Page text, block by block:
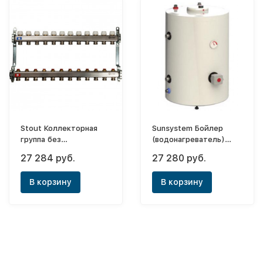
Stout Коллекторная
группа без
- 12 выходов
27 284 руб.
В корзину
Sunsystem Бойлер
(водонагреватель)
100 V/S1 UP (25 кВт)
27 280 руб.
В корзину